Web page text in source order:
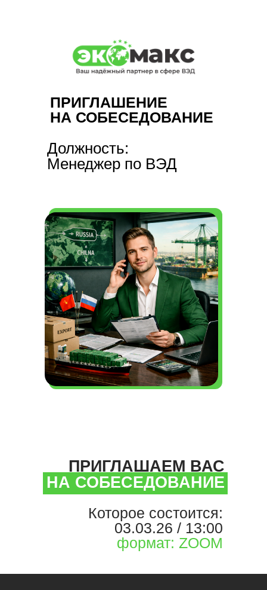
ПРИГЛАШЕНИЕ
НА СОБЕСЕДОВАНИЕ
Должность:
Менеджер по ВЭД
ПРИГЛАШАЕМ ВАС
НА СОБЕСЕДОВАНИЕ
Которое состоится:
03.03.26 / 13:00
формат: ZOOM